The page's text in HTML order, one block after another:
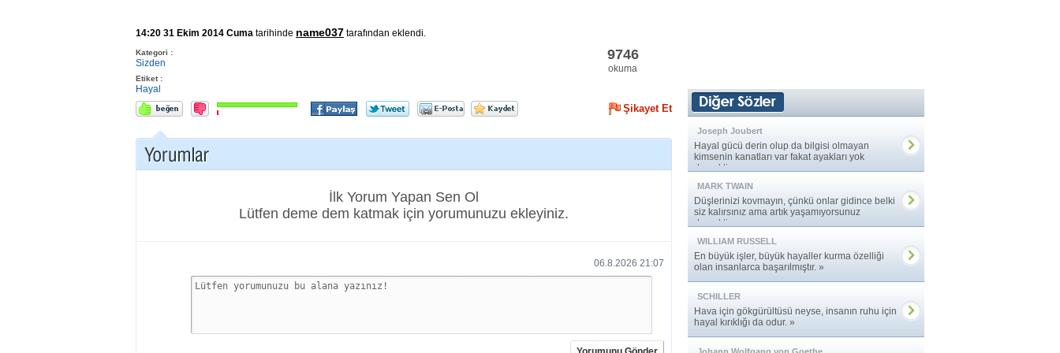
14:20 31 Ekim 2014 Cuma tarihinde name037 tarafından eklendi.
Kategori :
Sizden
Etiket :
Hayal
9746
okuma
Şikayet Et
İlk Yorum Yapan Sen Ol
Lütfen deme dem katmak için yorumunuzu ekleyiniz.
06.8.2026 21:07
Joseph Joubert
Hayal gücü derin olup da bilgisi olmayan
kimsenin kanatları var fakat ayakları yok
demektir. »
MARK TWAIN
Düşlerinizi kovmayın, çünkü onlar gidince belki
siz kalırsınız ama artık yaşamıyorsunuz
demektir. »
WILLIAM RUSSELL
En büyük işler, büyük hayaller kurma özelliği
olan insanlarca başarılmıştır. »
SCHILLER
Hava için gökgürültüsü neyse, insanın ruhu için
hayal kırıklığı da odur. »